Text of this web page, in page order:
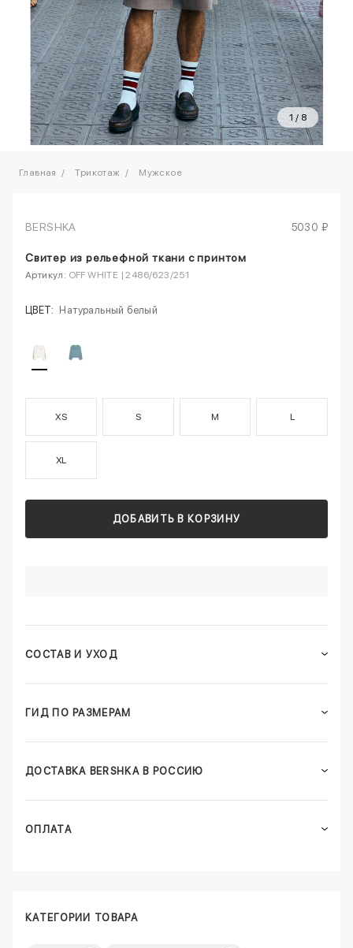
1 / 8
Главная Трикотаж Мужское
BERSHKA 5030 ₽
Свитер из рельефной ткани с принтом
Артикул: OFF WHITE | 2486/623/251
ЦВЕТ: Натуральный белый
XS S M L
XL
ДОБАВИТЬ В КОРЗИНУ
СОСТАВ И УХОД
ГИД ПО РАЗМЕРАМ
ДОСТАВКА BERSHKA В РОССИЮ
ОПЛАТА
КАТЕГОРИИ ТОВАРА